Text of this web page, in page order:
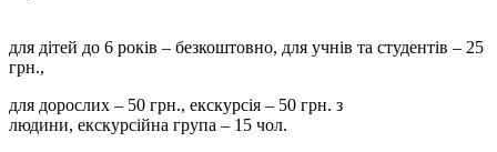
для дітей до 6 років – безкоштовно, для учнів та студентів – 25
грн.,
для дорослих – 50 грн., екскурсія – 50 грн. з
людини, екскурсійна група – 15 чол.